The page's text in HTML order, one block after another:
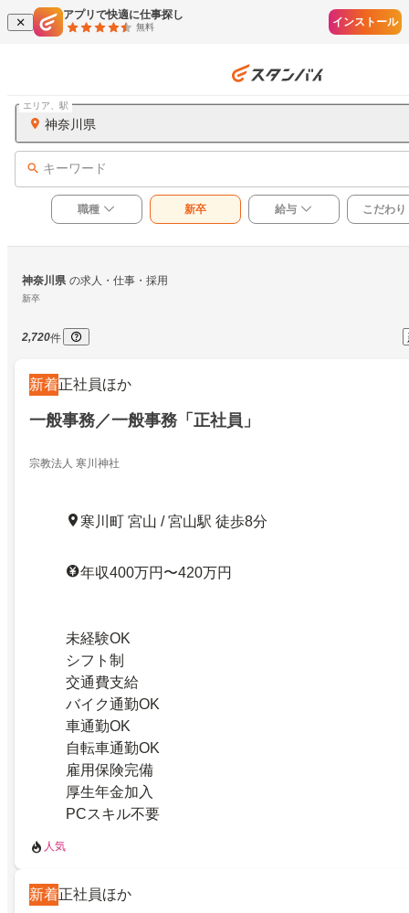
アプリで快適に仕事探し
無料 インストール
神奈川県
エリア、駅
キーワード
職種 新卒 給与 こだわり
神奈川県 の求人・仕事・採用
新卒
2,720件
新着正社員ほか
一般事務／一般事務「正社員」
宗教法人 寒川神社
寒川町 宮山 / 宮山駅 徒歩8分
年収400万円〜420万円
未経験OK
シフト制
交通費支給
バイク通勤OK
車通勤OK
自転車通勤OK
雇用保険完備
厚生年金加入
PCスキル不要
人気
新着正社員ほか